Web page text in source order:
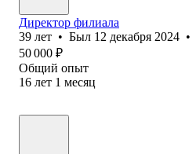
Директор филиала
39 лет • Был 12 декабря 2024 •
50 000 ₽
Общий опыт
16 лет 1 месяц